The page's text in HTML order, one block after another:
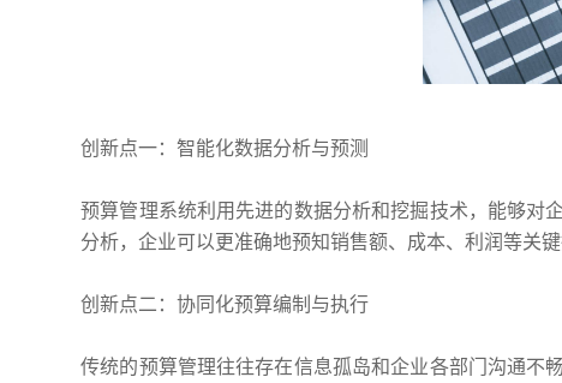
创新点一：智能化数据分析与预测
预算管理系统利用先进的数据分析和挖掘技术，能够对
分析，企业可以更准确地预知销售额、成本、利润等关
创新点二：协同化预算编制与执行
传统的预算管理往往存在信息孤岛和企业各部门沟通不